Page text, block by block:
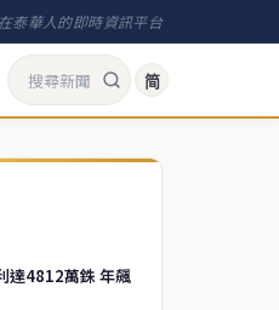
泰華人的即時資訊平台
简
達4812萬銖 年飆